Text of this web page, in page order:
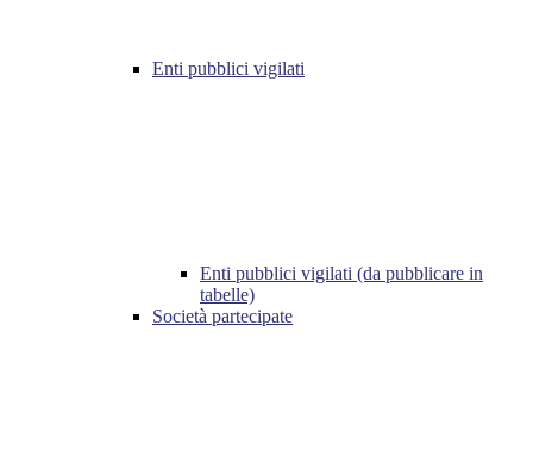
Enti pubblici vigilati
Enti pubblici vigilati (da pubblicare in
tabelle)
Società partecipate